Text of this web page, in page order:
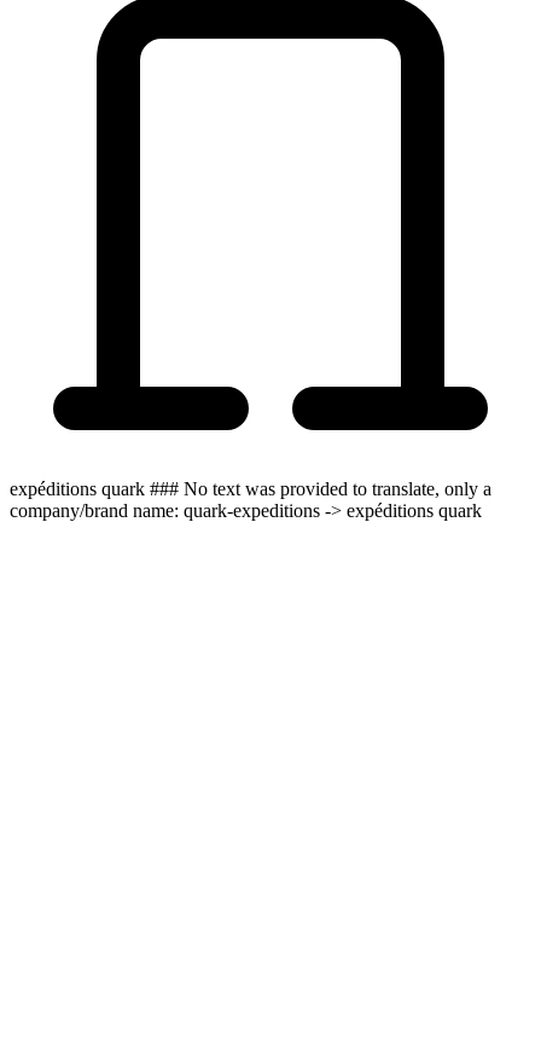
expéditions quark ### No text was provided to translate, only a
company/brand name: quark-expeditions -> expéditions quark